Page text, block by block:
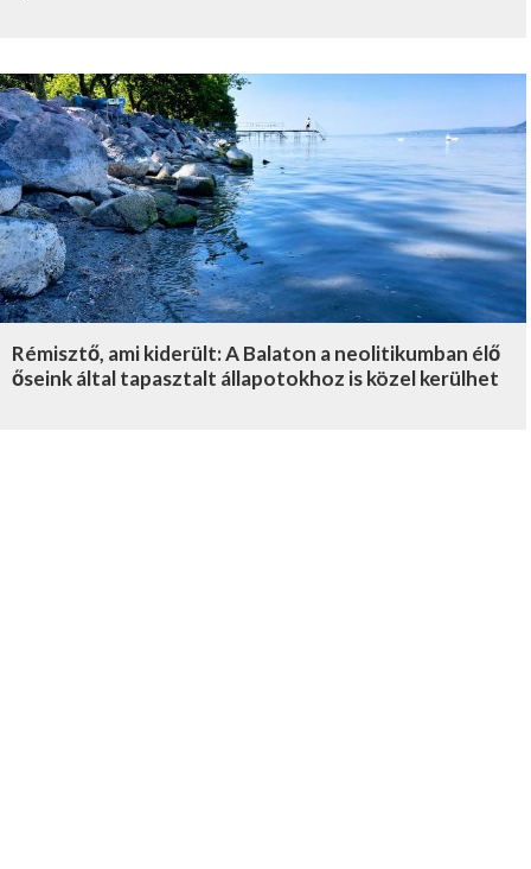
Rémisztő, ami kiderült: A Balaton a neolitikumban élő
őseink által tapasztalt állapotokhoz is közel kerülhet